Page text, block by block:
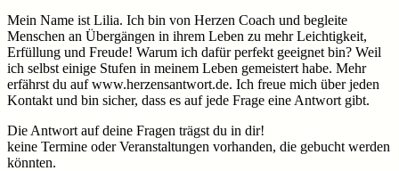
Mein Name ist Lilia. Ich bin von Herzen Coach und begleite
Menschen an Übergängen in ihrem Leben zu mehr Leichtigkeit,
Erfüllung und Freude! Warum ich dafür perfekt geeignet bin? Weil
ich selbst einige Stufen in meinem Leben gemeistert habe. Mehr
erfährst du auf www.herzensantwort.de. Ich freue mich über jeden
Kontakt und bin sicher, dass es auf jede Frage eine Antwort gibt.
Die Antwort auf deine Fragen trägst du in dir!
keine Termine oder Veranstaltungen vorhanden, die gebucht werden
könnten.